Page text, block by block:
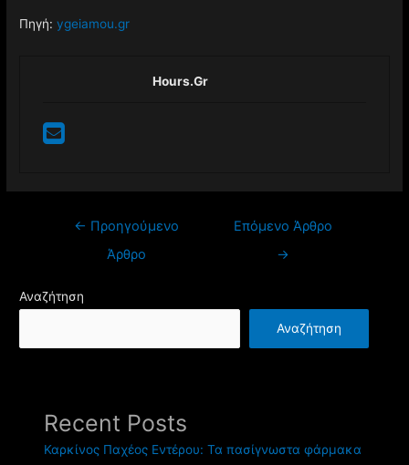
Πηγή:ygeiamou.gr
Hours.gr
Πλοήγηση
← Προηγούμενο
Άρθρο
Επόμενο Άρθρο
→
Αναζήτηση
Αναζήτηση
Recent Posts
Καρκίνος Παχέος Εντέρου: Τα πασίγνωστα φάρμακα